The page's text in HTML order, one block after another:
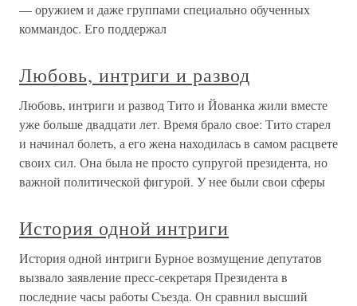
— оружием и даже группами специально обученных
коммандос. Его поддержал
Любовь, интриги и развод
Любовь, интриги и развод Тито и Йованка жили вместе
уже больше двадцати лет. Время брало свое: Тито старел
и начинал болеть, а его жена находилась в самом расцвете
своих сил. Она была не просто супругой президента, но
важной политической фигурой. У нее были свои сферы
История одной интриги
История одной интриги Бурное возмущение депутатов
вызвало заявление пресс-секретаря Президента в
последние часы работы Съезда. Он сравнил высший